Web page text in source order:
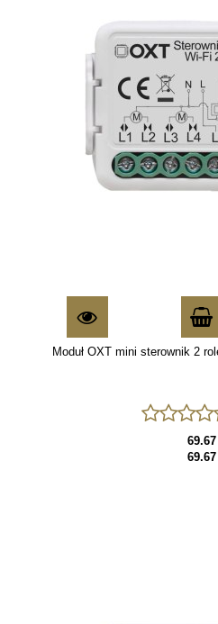
Moduł OXT mini sterownik 2
69.67
69.67